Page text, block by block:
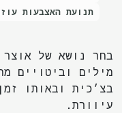
תנועת האצבעות
בחר נושא של
מילים וביטויים
בצ׳כית ובאותו
עיוורת.